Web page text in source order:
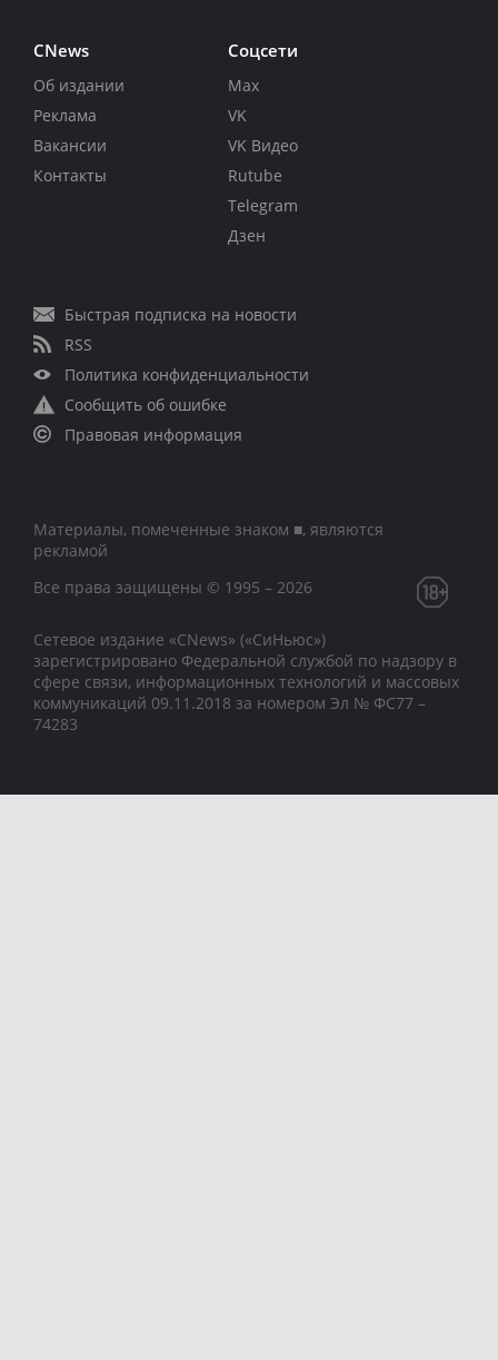
CNews
Об издании
Реклама
Вакансии
Контакты
Соцсети
Max
VK
VK Видео
Rutube
Telegram
Дзен
Быстрая подписка на новости
RSS
Политика конфиденциальности
Сообщить об ошибке
Правовая информация
Материалы, помеченные знаком ■, являются
рекламой
Все права защищены © 1995 – 2026
Сетевое издание «CNews» («СиНьюс»)
зарегистрировано Федеральной службой по надзору в
сфере связи, информационных технологий и массовых
коммуникаций 09.11.2018 за номером Эл № ФС77 –
74283